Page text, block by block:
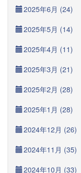
2025年6月 (24)
2025年5月 (14)
2025年4月 (11)
2025年3月 (21)
2025年2月 (28)
2025年1月 (28)
2024年12月 (26)
2024年11月 (35)
2024年10月 (33)